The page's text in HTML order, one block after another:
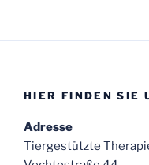
HIER FINDEN SIE
Adresse
Tiergestützte